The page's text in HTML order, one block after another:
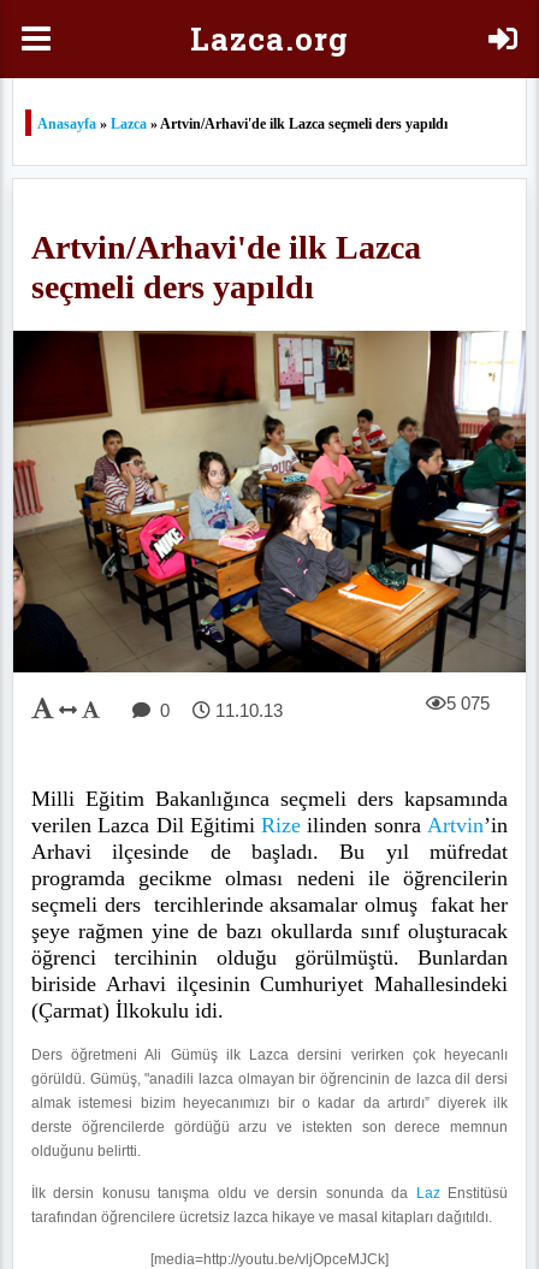
Lazca.org
Anasayfa » Lazca » Artvin/Arhavi'de ilk Lazca seçmeli ders yapıldı
Artvin/Arhavi'de ilk Lazca
seçmeli ders yapıldı
0 11.10.13 5 075
Milli Eğitim Bakanlığınca seçmeli ders kapsamında
verilen Lazca Dil EğitimiRize ilinden sonraArtvin’in
Arhavi ilçesinde de başladı. Bu yıl müfredat
programda gecikme olması nedeni ile öğrencilerin
seçmeli ders tercihlerinde aksamalar olmuş fakat her
şeye rağmen yine de bazı okullarda sınıf oluşturacak
öğrenci tercihinin olduğu görülmüştü. Bunlardan
biriside Arhavi ilçesinin Cumhuriyet Mahallesindeki
(Çarmat) İlkokulu idi.
Ders öğretmeni Ali Gümüş ilk Lazca dersini verirken çok heyecanlı
görüldü. Gümüş, "anadili lazca olmayan bir öğrencinin de lazca dil dersi
almak istemesi bizim heyecanımızı bir o kadar da artırdı” diyerek ilk
derste öğrencilerde gördüğü arzu ve istekten son derece memnun
olduğunu belirtti.
İlk dersin konusu tanışma oldu ve dersin sonunda da LazEnstitüsü
tarafından öğrencilere ücretsiz lazca hikaye ve masal kitapları dağıtıldı.
[media=http://youtu.be/vljOpceMJCk]